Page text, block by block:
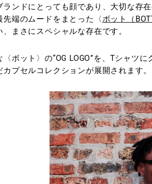
ランドにとっても顔であり、大切な存
先端のムードをまとった〈 ボット（
、まさにスペシャルな存在です。
〈ボット〉の“OG LOGO”を、Tシャツ
カプセルコレクションが展開されます。